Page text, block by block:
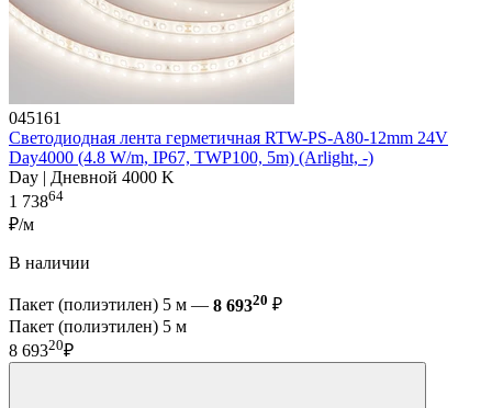
045161
Светодиодная лента герметичная RTW-PS-A80-12mm 24V
Day4000 (4.8 W/m, IP67, TWP100, 5m) (Arlight, -)
Day | Дневной 4000 K
1 73864
₽/м
В наличии
Пакет (полиэтилен) 5 м — 8 69320 ₽
Пакет (полиэтилен) 5 м
8 69320₽